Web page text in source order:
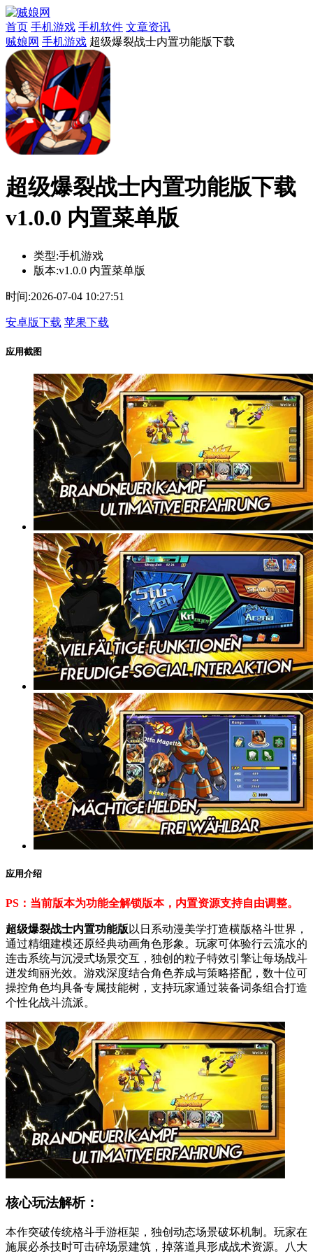
首页 手机游戏 手机软件 文章资讯
贼娘网 手机游戏 超级爆裂战士内置功能版下载
超级爆裂战士内置功能版下载
v1.0.0 内置菜单版
类型:手机游戏
版本:v1.0.0 内置菜单版
时间:2026-07-04 10:27:51
安卓版下载 苹果下载
应用截图
应用介绍
PS：当前版本为功能全解锁版本，内置资源支持自由调整。
超级爆裂战士内置功能版 以日系动漫美学打造横版格斗世界，
通过精细建模还原经典动画角色形象。玩家可体验行云流水的
连击系统与沉浸式场景交互，独创的粒子特效引擎让每场战斗
迸发绚丽光效。游戏深度结合角色养成与策略搭配，数十位可
操控角色均具备专属技能树，支持玩家通过装备词条组合打造
个性化战斗流派。
核心玩法解析：
本作突破传统格斗手游框架，独创动态场景破坏机制。玩家在
施展必杀技时可击碎场景建筑，掉落道具形成战术资源。八大